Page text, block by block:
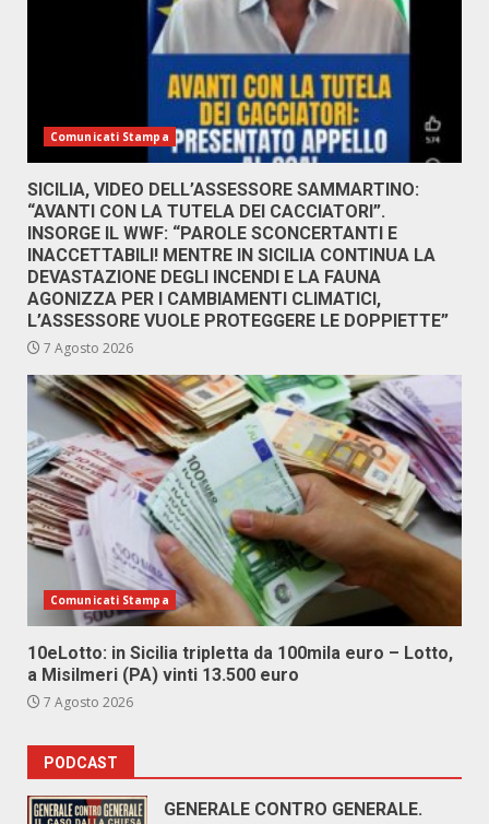
Comunicati Stampa
SICILIA, VIDEO DELL’ASSESSORE SAMMARTINO:
“AVANTI CON LA TUTELA DEI CACCIATORI”.
INSORGE IL WWF: “PAROLE SCONCERTANTI E
INACCETTABILI! MENTRE IN SICILIA CONTINUA LA
DEVASTAZIONE DEGLI INCENDI E LA FAUNA
AGONIZZA PER I CAMBIAMENTI CLIMATICI,
L’ASSESSORE VUOLE PROTEGGERE LE DOPPIETTE”
7 Agosto 2026
Comunicati Stampa
10eLotto: in Sicilia tripletta da 100mila euro – Lotto,
a Misilmeri (PA) vinti 13.500 euro
7 Agosto 2026
PODCAST
GENERALE CONTRO GENERALE.